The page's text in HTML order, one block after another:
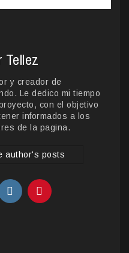
y creador de
Le dedico mi tiempo
con el objetivo
informados a los
de la pagina.
author's posts